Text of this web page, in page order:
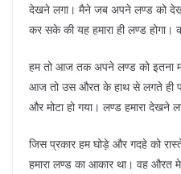
देखने लगा। मैने जब अपने लण्ड को
कर सके की यह हमारा ही लण्ड होगा।
हम तो आज तक अपने लण्ड को इतना
आज तो उस औरत के हाथ से लगते ही
और मोटा हो गया। लण्ड हमारा देखने
जिस प्रकार हम घोड़े और गदहे को
हमारा लण्ड का आकार था। वह औरत